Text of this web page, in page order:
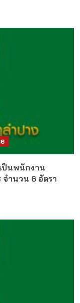
ป็นพนักงาน
จำนวน 6 อัตรา